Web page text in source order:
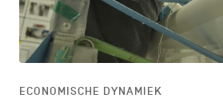
ONDERWIJS
ONTDEKKEN
ECONOMISCHE DYNAMIEK